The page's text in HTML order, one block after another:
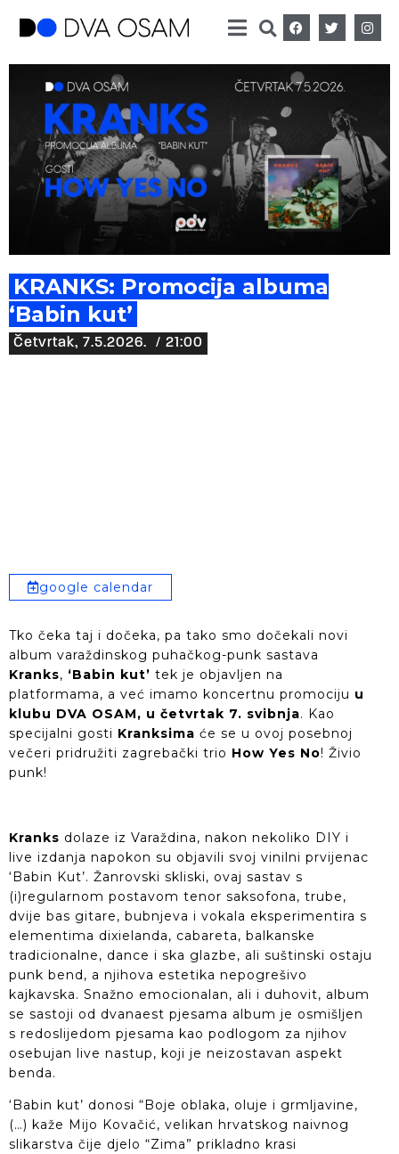
KRANKS: Promocija albuma
‘Babin kut’
Četvrtak, 7.5.2026. / 21:00
google calendar
Tko čeka taj i dočeka, pa tako smo dočekali novi
album varaždinskog puhačkog-punk sastava
Kranks, ‘Babin kut’ tek je objavljen na
platformama, a već imamo koncertnu promociju u
klubu DVA OSAM, u četvrtak 7. svibnja. Kao
specijalni gosti Kranksima će se u ovoj posebnoj
večeri pridružiti zagrebački trio How Yes No! Živio
punk!
Kranks dolaze iz Varaždina, nakon nekoliko DIY i
live izdanja napokon su objavili svoj vinilni prvijenac
‘Babin Kut’. Žanrovski skliski, ovaj sastav s
(i)regularnom postavom tenor saksofona, trube,
dvije bas gitare, bubnjeva i vokala eksperimentira s
elementima dixielanda, cabareta, balkanske
tradicionalne, dance i ska glazbe, ali suštinski ostaju
punk bend, a njihova estetika nepogrešivo
kajkavska. Snažno emocionalan, ali i duhovit, album
se sastoji od dvanaest pjesama album je osmišljen
s redoslijedom pjesama kao podlogom za njihov
osebujan live nastup, koji je neizostavan aspekt
benda.
‘Babin kut’ donosi “Boje oblaka, oluje i grmljavine,
(…) kaže Mijo Kovačić, velikan hrvatskog naivnog
slikarstva čije djelo “Zima” prikladno krasi